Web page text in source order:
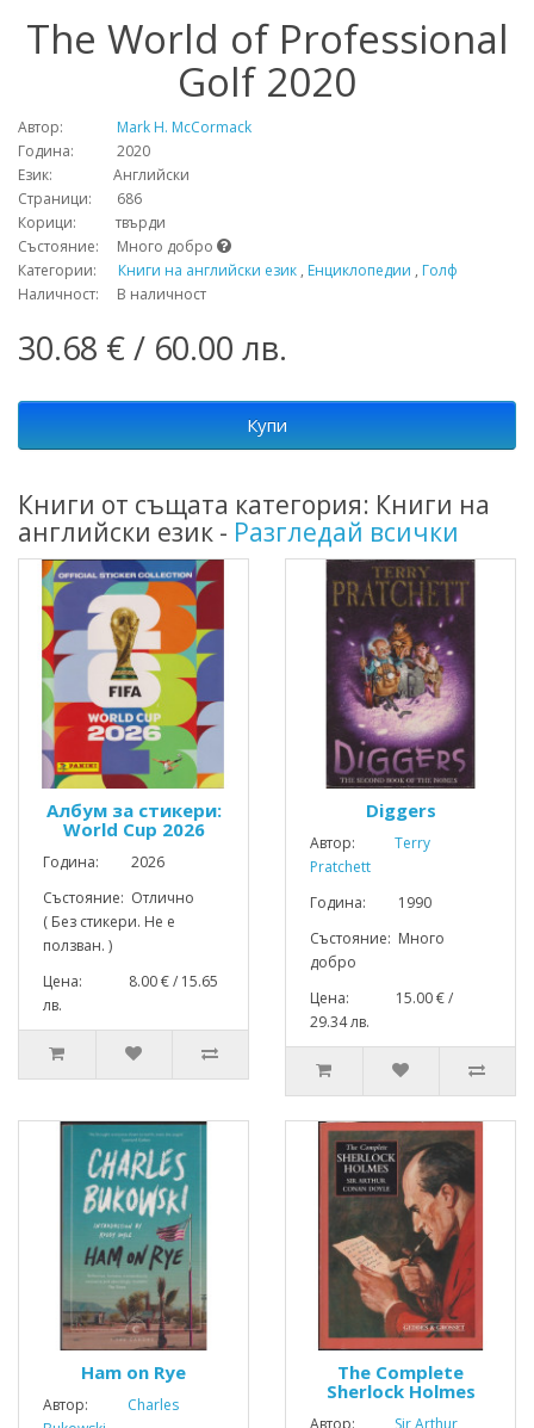
The World of Professional
Golf 2020
Автор:
Mark H. McCormack
Година: 2020
Език: Английски
Страници: 686
Корици: твърди
Състояние: Много добро
Категории: Книги на английски език , Енциклопедии , Голф
Наличност: В наличност
30.68 € / 60.00 лв.
Купи
Книги от същата категория: Книги на
английски език - Разгледай всички
Албум за стикери:
World Cup 2026
Година: 2026
Състояние: Отлично
( Без стикери. Не е
ползван. )
Цена: 8.00 € / 15.65
лв.
Diggers
Автор:
Terry
Pratchett
Година: 1990
Състояние: Много
добро
Цена: 15.00 € /
29.34 лв.
Ham on Rye
Автор:
Charles
The Complete
Sherlock Holmes
Автор: Sir Arthur